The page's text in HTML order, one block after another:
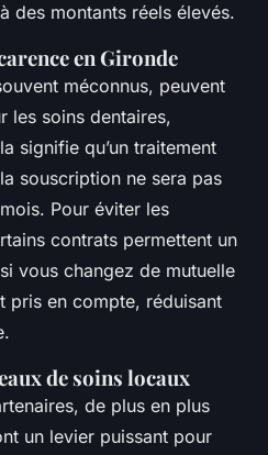
des montants réels élevés.
en Gironde
méconnus, peuvent
les soins dentaires,
signifie qu’un traitement
souscription ne sera pas
Pour éviter les
contrats permettent un
vous changez de mutuelle
pris en compte, réduisant
de soins locaux
de plus en plus
un levier puissant pour